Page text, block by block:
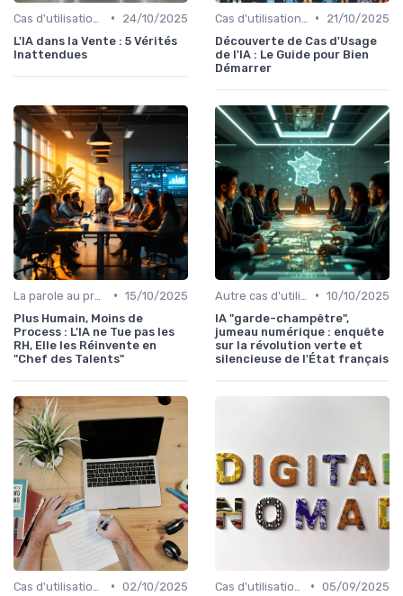
•
24/10/2025
L'IA dans la Vente : 5 Vérités
Inattendues
•
21/10/2025
Découverte de Cas d'Usage
de l'IA : Le Guide pour Bien
Démarrer
• 15/10/2025
Plus Humain, Moins de
Process : L'IA ne Tue pas les
RH, Elle les Réinvente en
"Chef des Talents"
• 10/10/2025
IA "garde-champêtre",
jumeau numérique : enquête
sur la révolution verte et
silencieuse de l'État français
• 02/10/2025
• 05/09/2025